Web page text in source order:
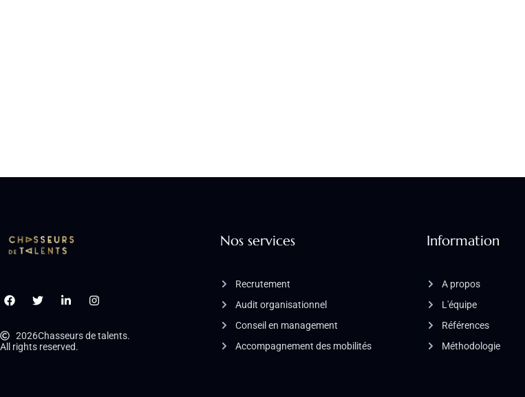
2026Chasseurs de talents.
All rights reserved.
Nos services
Recrutement
Audit organisationnel
Conseil en management
Accompagnement des mobilités
Information
A propos
L'équipe
Références
Méthodologie